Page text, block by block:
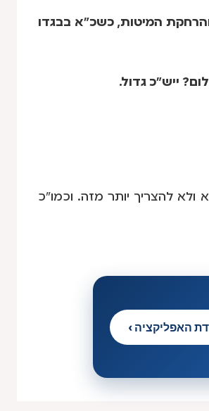
המיטות, כשכ"א בבגדו
ייש"כ גדול.
להצריך יותר מזה. וכמו"כ
האפליקציה ›